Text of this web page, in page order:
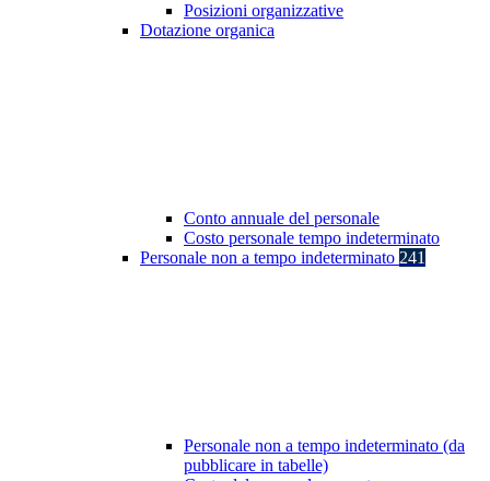
Posizioni organizzative
Dotazione organica
Conto annuale del personale
Costo personale tempo indeterminato
Personale non a tempo indeterminato 241
Personale non a tempo indeterminato (da
pubblicare in tabelle)